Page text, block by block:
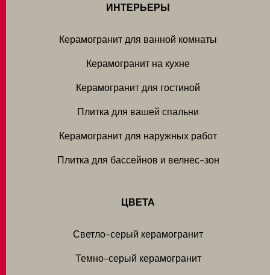
ИНТЕРЬЕРЫ
Керамогранит для ванной комнаты
Керамогранит на кухне
Керамогранит для гостиной
Плитка для вашей спальни
Керамогранит для наружных работ
Плитка для бассейнов и велнес-зон
ЦВЕТА
Светло-серый керамогранит
Темно-серый керамогранит